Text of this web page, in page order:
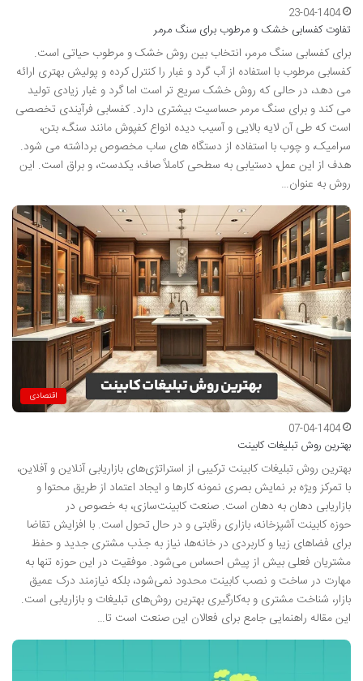
23-04-1404
تفاوت کفسابی خشک و مرطوب برای سنگ مرمر
برای کفسابی سنگ مرمر، انتخاب بین روش خشک و مرطوب حیاتی است.
کفسابی مرطوب با استفاده از آب گرد و غبار را کنترل کرده و پولیش بهتری ارائه
می دهد، در حالی که روش خشک سریع تر است اما گرد و غبار زیادی تولید
می کند و برای سنگ مرمر حساسیت بیشتری دارد. کفسابی فرآیندی تخصصی
است که طی آن لایه بالایی و آسیب دیده انواع کفپوش مانند سنگ، بتن،
سرامیک، و چوب با استفاده از دستگاه های ساب مخصوص برداشته می شود.
هدف از این عمل، دستیابی به سطحی کاملاً صاف، یکدست، و براق است. این
روش به عنوان…
اقتصادی
07-04-1404
بهترین روش تبلیغات کابینت
بهترین روش تبلیغات کابینت ترکیبی از استراتژی‌های بازاریابی آنلاین و آفلاین،
با تمرکز ویژه بر نمایش بصری نمونه کارها و ایجاد اعتماد از طریق محتوا و
بازاریابی دهان به دهان است. صنعت کابینت‌سازی، به خصوص در
حوزه کابینت آشپزخانه، بازاری رقابتی و در حال تحول است. با افزایش تقاضا
برای فضاهای زیبا و کاربردی در خانه‌ها، نیاز به جذب مشتری جدید و حفظ
مشتریان فعلی بیش از پیش احساس می‌شود. موفقیت در این حوزه تنها به
مهارت در ساخت و نصب کابینت محدود نمی‌شود، بلکه نیازمند درک عمیق
بازار، شناخت مشتری و به‌کارگیری بهترین روش‌های تبلیغات و بازاریابی است.
این مقاله راهنمایی جامع برای فعالان این صنعت است تا…